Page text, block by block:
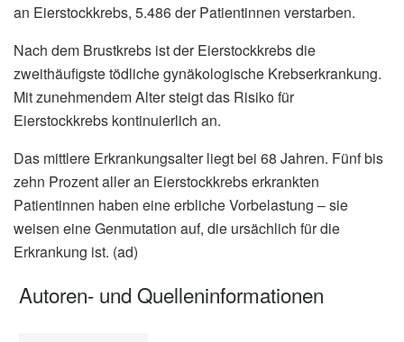
an Eierstockkrebs, 5.486 der Patientinnen verstarben.
Nach dem Brustkrebs ist der Eierstockkrebs die
zweithäufigste tödliche gynäkologische Krebserkrankung.
Mit zunehmendem Alter steigt das Risiko für
Eierstockkrebs kontinuierlich an.
Das mittlere Erkrankungsalter liegt bei 68 Jahren. Fünf bis
zehn Prozent aller an Eierstockkrebs erkrankten
Patientinnen haben eine erbliche Vorbelastung ‒ sie
weisen eine Genmutation auf, die ursächlich für die
Erkrankung ist. (ad)
Autoren- und Quelleninformationen